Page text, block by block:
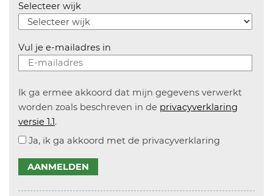
Selecteer wijk
Vul je e-mailadres in
Ik ga ermee akkoord dat mijn gegevens verwerkt
worden zoals beschreven in de privacyverklaring
versie 1.1.
Ja, ik ga akkoord met de privacyverklaring
AANMELDEN